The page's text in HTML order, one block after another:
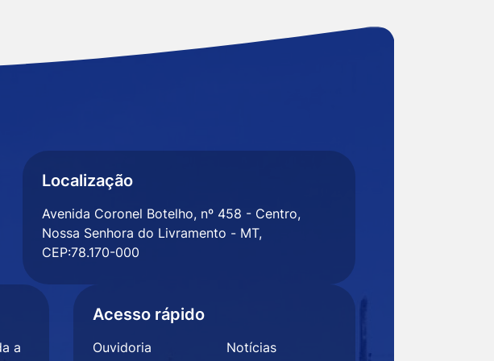
Localização
Avenida Coronel Botelho, nº 458 - Centro,
Nossa Senhora do Livramento - MT,
CEP:78.170-000
a
Acesso rápido
Ouvidoria
Notícias